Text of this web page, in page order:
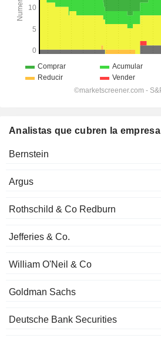
Analistas que cubren la empresa
Bernstein
Argus
Rothschild & Co Redburn
Jefferies & Co.
William O'Neil & Co
Goldman Sachs
Deutsche Bank Securities